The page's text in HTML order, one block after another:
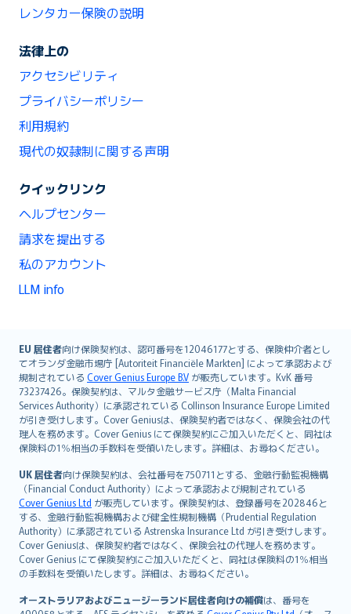
レンタカー保険の説明
法律上の
アクセシビリティ
プライバシーポリシー
利用規約
現代の奴隷制に関する声明
クイックリンク
ヘルプセンター
請求を提出する
私のアカウント
LLM info
EU 居住者向け保険契約は、認可番号を12046177とする、保険仲介者とし
てオランダ金融市場庁 [Autoriteit Financiële Markten] によって承認および
規制されている Cover Genius Europe B.V が販売しています。KvK 番号
73237426。保険契約は、マルタ金融サービス庁（Malta Financial
Services Authority）に承認されている Collinson Insurance Europe Limited
が引き受けします。Cover Geniusは、保険契約者ではなく、保険会社の代
理人を務めます。Cover Genius にて保険契約にご加入いただくと、同社は
保険料の1％相当の手数料を受領いたします。詳細は、お尋ねください。
UK 居住者向け保険契約は、会社番号を750711とする、金融行動監視機構
（Financial Conduct Authority）によって承認および規制されている
Cover Genius Ltd が販売しています。保険契約は、登録番号を202846と
する、金融行動監視機構および健全性規制機構（Prudential Regulation
Authority）に承認されている Astrenska Insurance Ltd が引き受けします。
Cover Geniusは、保険契約者ではなく、保険会社の代理人を務めます。
Cover Genius にて保険契約にご加入いただくと、同社は保険料の1％相当
の手数料を受領いたします。詳細は、お尋ねください。
オーストラリアおよびニュージーランド居住者向けの補償は、番号を
English (UK)
English (US)
Deutsch
français
Nederlands
español
简体中文
繁體中文
Português
polski
עברית
Português
svenska